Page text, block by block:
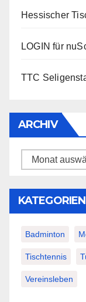
Hessischer
LOGIN für
TTC
ARCHIV
Archiv
KATEGORIEN
Badminton
Tischtennis
Vereinsleben